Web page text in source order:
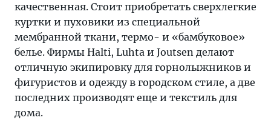
качественная. Стоит приобретать сверхлегкие
куртки и пуховики из специальной
мембранной ткани, термо- и «бамбуковое»
белье. Фирмы Halti, Luhta и Joutsen делают
отличную экипировку для горнолыжников и
фигуристов и одежду в городском стиле, а две
последних производят еще и текстиль для
дома.